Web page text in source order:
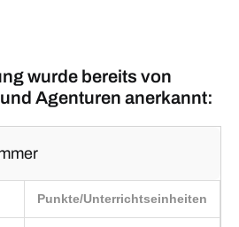
wurde bereits von
Agenturen anerkannt:
Punkte/Unterrichtseinheiten